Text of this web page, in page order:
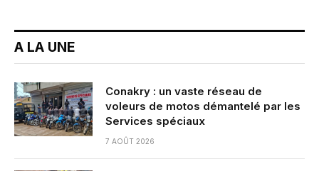
A LA UNE
Conakry : un vaste réseau de
voleurs de motos démantelé par les
Services spéciaux
7 AOÛT 2026